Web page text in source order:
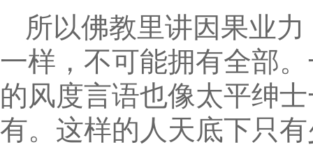
所以佛教里讲因果业
一样，不可能拥有全部
的风度言语也像太平绅
有。这样的人天底下只